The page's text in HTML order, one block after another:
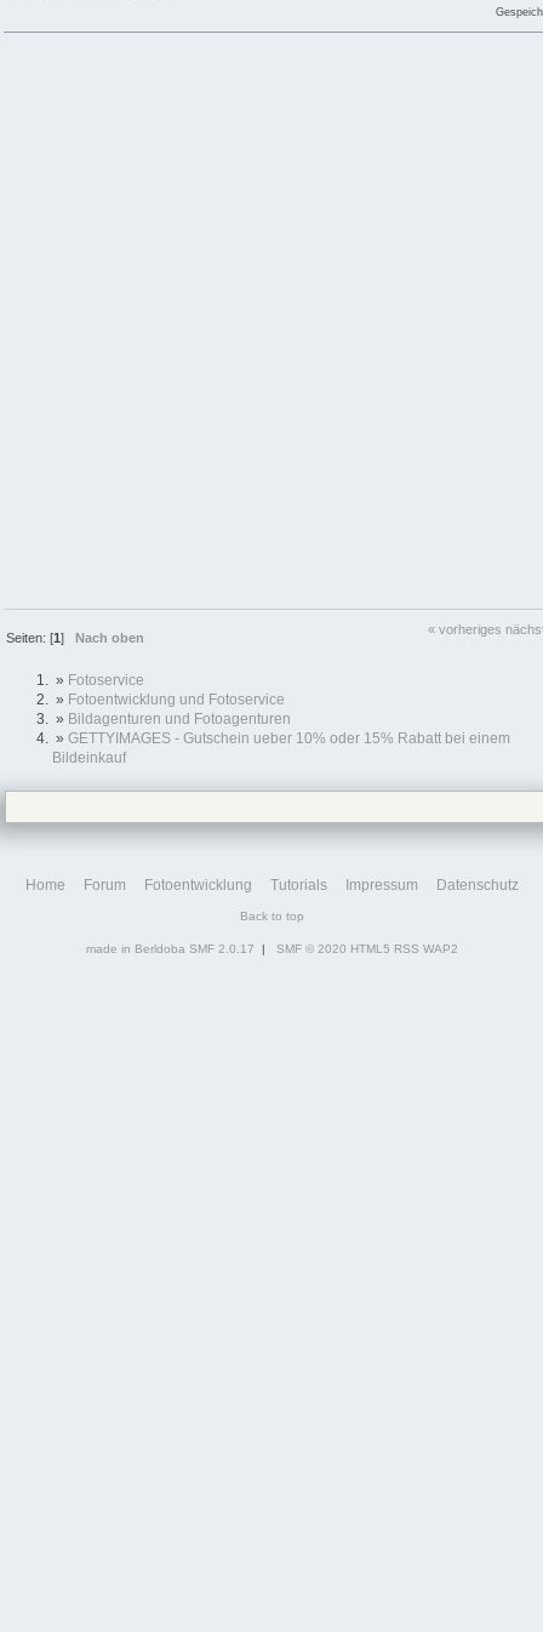
Seiten: [1]Nach oben
« vorheriges
» Fotoservice
» Fotoentwicklung und Fotoservice
» Bildagenturen und Fotoagenturen
» GETTYIMAGES - Gutschein ueber 10% oder 15% Rabatt bei einem
Bildeinkauf
Home Forum Fotoentwicklung Tutorials Impressum Datenschutz
Back to top
made in Berldoba SMF 2.0.17 | SMF © 2020 HTML5 RSS WAP2